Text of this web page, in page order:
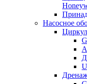
Насосное